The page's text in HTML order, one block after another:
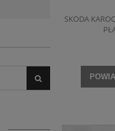
SKODA